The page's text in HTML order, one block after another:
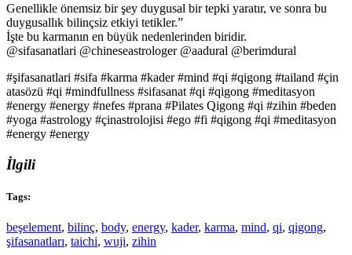
Genellikle önemsiz bir şey duygusal bir tepki yaratır, ve sonra bu
duygusallık bilinçsiz etkiyi tetikler.”
İşte bu karmanın en büyük nedenlerinden biridir.
@sifasanatlari @chineseastrologer @aadural @berimdural
#şifasanatlari #sifa #karma #kader #mind #qi #qigong #tailand #çin
atasözü #qi #mindfullness #sifasanat #qi #qigong #meditasyon
#energy #energy #nefes #prana #Pilates Qigong #qi #zihin #beden
#yoga #astrology #çinastrolojisi #ego #fi #qigong #qi #meditasyon
#energy #energy
İlgili
Tags:
beşelement, bilinç, body, energy, kader, karma, mind, qi, qigong,
şifasanatları, taichi, wuji, zihin